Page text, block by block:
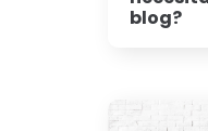
blog?